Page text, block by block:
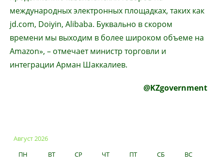
международных электронных площадках, таких как
jd.com, Doiyin, Alibaba. Буквально в скором
времени мы выходим в более широком объеме на
Amazon», – отмечает министр торговли и
интеграции Арман Шаккалиев.
@KZgovernment
Август 2026
ПН
ВТ СР ЧТ ПТ СБ ВС